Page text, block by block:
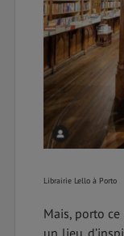
Librairie Lello à Porto
Mais, porto ce